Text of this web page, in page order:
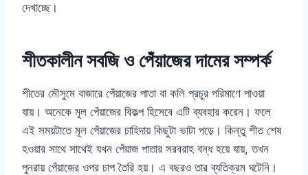
দেখাচ্ছে।
শীতকালীন সবজি ও পেঁয়াজের দামের সম্পর্ক
শীতের মৌসুমে বাজারে পেঁয়াজের পাতা বা কলি প্রচুর পরিমাণে পাওয়া
যায়। অনেকে মূল পেঁয়াজের বিকল্প হিসেবে এটি ব্যবহার করেন। ফলে
এই সময়টাতে মূল পেঁয়াজের চাহিদায় কিছুটা ভাটা পড়ে। কিন্তু শীত শেষ
হওয়ার সাথে সাথেই যখন পেঁয়াজ পাতার সরবরাহ বন্ধ হয়ে যায়, তখন
পুনরায় পেঁয়াজের ওপর চাপ তৈরি হয়। এ বছরও তার ব্যতিক্রম ঘটেনি।